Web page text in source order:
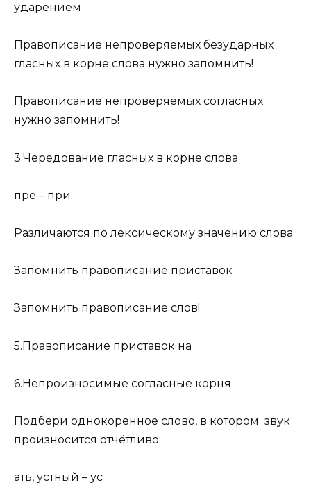
ударением
Правописание непроверяемых безударных
гласных в корне слова нужно запомнить!
Правописание непроверяемых согласных
нужно запомнить!
3.Чередование гласных в корне слова
пре – при
Различаются по лексическому значению слова
Запомнить правописание приставок
Запомнить правописание слов!
5.Правописание приставок на
6.Непроизносимые согласные корня
Подбери однокоренное слово, в котором звук
произносится отчётливо:
ать, устный – ус